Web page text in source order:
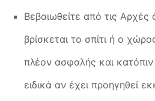
Βεβαιωθείτε από τις Αρχές
βρίσκεται το σπίτι ή ο
πλέον ασφαλής και
ειδικά αν έχει προηγηθεί